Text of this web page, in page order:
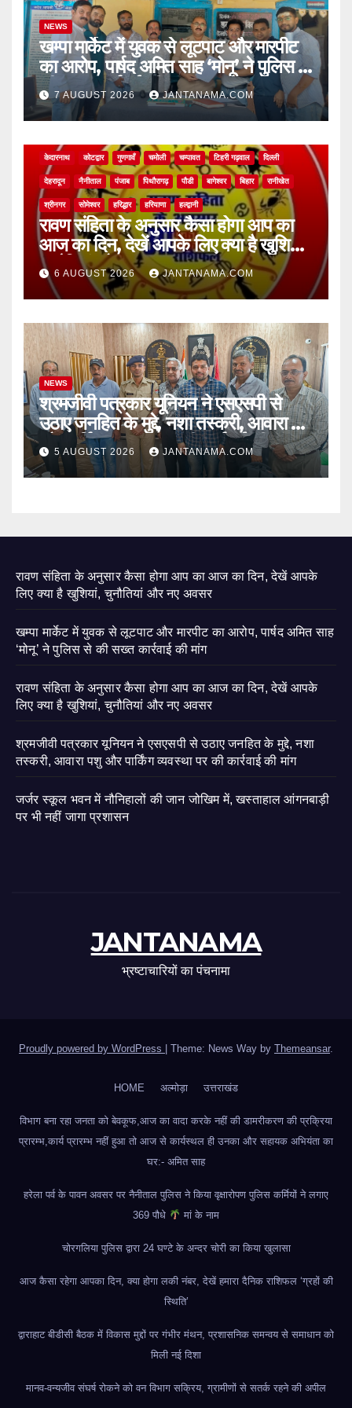
NEWS
खम्पा मार्केट में युवक से लूटपाट और मारपीट
का आरोप, पार्षद अमित साह ‘मोनू’ ने पुलिस से
की सख्त कार्रवाई की मांग
7 AUGUST 2026 JANTANAMA.COM
केदारनाथ कोटद्वार गुणगावँ चमोली चम्पावत टिहरी गढ़वाल दिल्ली
देहरादून नैनीताल पंजाब पिथौरागढ़ पौडी बागेश्वर बिहार रानीखेत
श्रीनगर सोमेश्वर हरिद्धार हरियाणा हल्द्वानी
रावण संहिता के अनुसार कैसा होगा आप का
आज का दिन, देखें आपके लिए क्या है खुशियां,
चुनौतियां और नए अवसर
6 AUGUST 2026 JANTANAMA.COM
NEWS
श्रमजीवी पत्रकार यूनियन ने एसएसपी से
उठाए जनहित के मुद्दे, नशा तस्करी, आवारा पशु
और पार्किंग व्यवस्था पर की कार्रवाई की मांग
5 AUGUST 2026 JANTANAMA.COM
रावण संहिता के अनुसार कैसा होगा आप का आज का दिन, देखें आपके
लिए क्या है खुशियां, चुनौतियां और नए अवसर
खम्पा मार्केट में युवक से लूटपाट और मारपीट का आरोप, पार्षद अमित साह
‘मोनू’ ने पुलिस से की सख्त कार्रवाई की मांग
रावण संहिता के अनुसार कैसा होगा आप का आज का दिन, देखें आपके
लिए क्या है खुशियां, चुनौतियां और नए अवसर
श्रमजीवी पत्रकार यूनियन ने एसएसपी से उठाए जनहित के मुद्दे, नशा
तस्करी, आवारा पशु और पार्किंग व्यवस्था पर की कार्रवाई की मांग
जर्जर स्कूल भवन में नौनिहालों की जान जोखिम में, खस्ताहाल आंगनबाड़ी
पर भी नहीं जागा प्रशासन
JANTANAMA
भ्रष्टाचारियों का पंचनामा
Proudly powered by WordPress | Theme: News Way by Themeansar.
HOME अल्मोड़ा उत्तराखंड
विभाग बना रहा जनता को बेवकूफ,आज का वादा करके नहीं की डामरीकरण की प्रक्रिया
प्रारम्भ,कार्य प्रारम्भ नहीं हुआ तो आज से कार्यस्थल ही उनका और सहायक अभियंता का
घर:- अमित साह
हरेला पर्व के पावन अवसर पर नैनीताल पुलिस ने किया वृक्षारोपण पुलिस कर्मियों ने लगाए
369 पौधे
मां के नाम
चोरगलिया पुलिस द्वारा 24 घण्टे के अन्दर चोरी का किया खुलासा
आज कैसा रहेगा आपका दिन, क्या होगा लकी नंबर, देखें हमारा दैनिक राशिफल ‘ग्रहों की
स्थिति’
द्वाराहाट बीडीसी बैठक में विकास मुद्दों पर गंभीर मंथन, प्रशासनिक समन्वय से समाधान को
मिली नई दिशा
मानव-वन्यजीव संघर्ष रोकने को वन विभाग सक्रिय, ग्रामीणों से सतर्क रहने की अपील